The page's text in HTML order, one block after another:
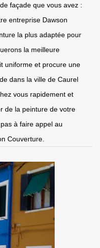
façade que vous avez :
entreprise Dawson
la plus adaptée pour
la meilleure
uniforme et procure une
dans la ville de Caurel
vous rapidement et
de la peinture de votre
à faire appel au
Couverture.